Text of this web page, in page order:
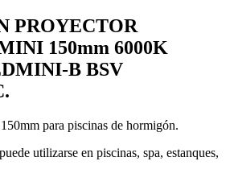
PROYECTOR
150mm 6000K
B BSV
para piscinas de hormigón.
utilizarse en piscinas, spa, estanques,